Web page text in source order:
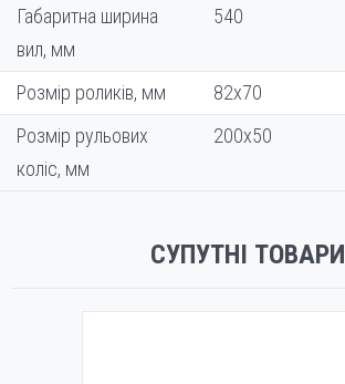
Габаритна ширина
вил, мм
540
Розмір роликів, мм
82х70
Розмір рульових
коліс, мм
200х50
СУПУТНІ ТОВАРИ